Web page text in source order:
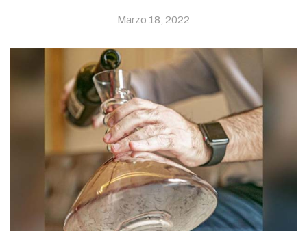
Marzo 18, 2022